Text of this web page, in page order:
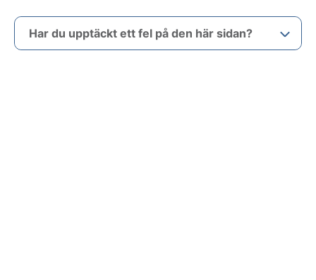
Har du upptäckt ett fel på den här sidan?